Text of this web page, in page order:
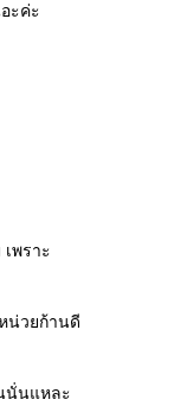
ะค่ะ
พราะ
น่วยก้านดี
นั่นแหละ